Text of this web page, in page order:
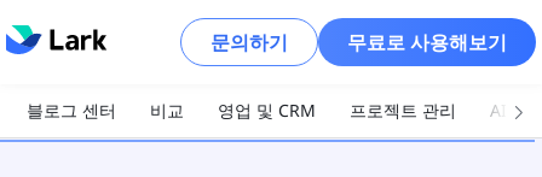
문의하기 무료로 사용해보기
블로그 센터 비교 영업 및 CRM 프로젝트 관리 AI 및